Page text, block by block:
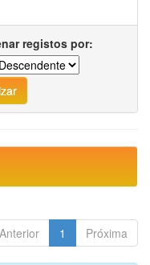
registos por:
Anterior 1 Próxima